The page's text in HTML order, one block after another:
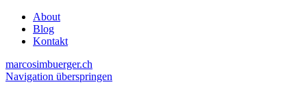
About
Blog
Kontakt
marcosimbuerger.ch
Navigation überspringen